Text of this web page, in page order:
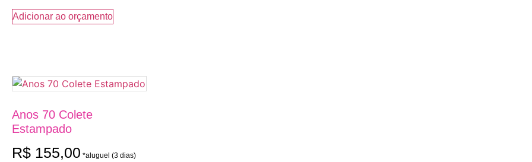
Adicionar ao orçamento
Anos 70 Colete
Estampado
R$ 155,00